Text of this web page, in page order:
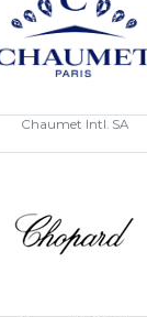
Chaumet Intl. SA